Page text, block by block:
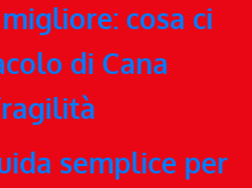
cosa ci
di Cana
semplice per